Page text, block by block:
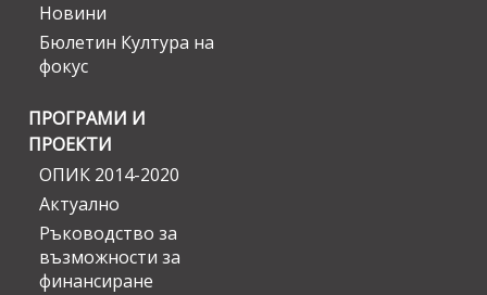
Новини
Бюлетин Култура на
фокус
ПРОГРАМИ И
ПРОЕКТИ
ОПИК 2014-2020
Актуално
Ръководство за
възможности за
финансиране